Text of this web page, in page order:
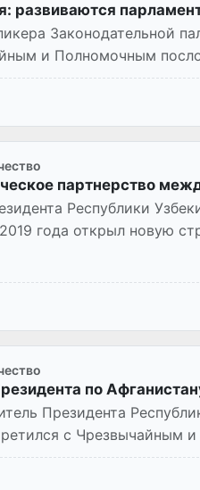
развиваются
Законодательной
и Полномочным
партнерство
Республики
года открыл новую
по
Президента
с Чрезвычайным
Кли...